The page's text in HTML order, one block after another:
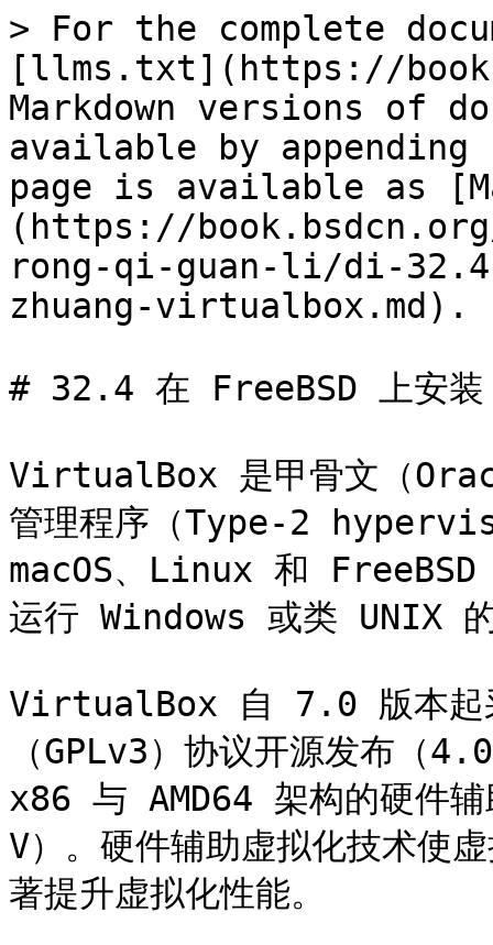
> For the complete
[llms.txt](https://
Markdown versions of
available by
page is available as
(https://
rong-qi-guan-li/di-
zhuang-virtualbox.md).
# 32.4 在 FreeBSD 上安
VirtualBox 是甲骨文（
管理程序（Type-2
macOS、Linux 和 FreeBSD
运行 Windows 或类 UNIX
VirtualBox 自 7.0 版本起采
（GPLv3）协议开源发布（
x86 与 AMD64 架构的硬件
V）。硬件辅助虚拟化技术使
著提升虚拟化性能。